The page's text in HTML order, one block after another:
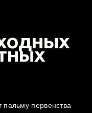
пальму первенства